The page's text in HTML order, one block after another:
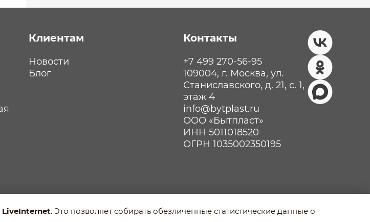
Клиентам
Новости
Блог
Контакты
+7 499 270-56-95
109004, г. Москва, ул.
Станиславского, д. 21, с. 1,
этаж 4
info@bytplast.ru
ООО «Бытпласт»
ИНН 5011018520
ОГРН 1035002350195
Разработано в Agency-5
LiveInternet. Это позволяет собирать обезличенные статистические данные о